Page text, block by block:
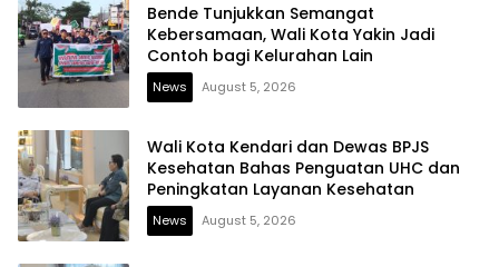
Bende Tunjukkan Semangat
Kebersamaan, Wali Kota Yakin Jadi
Contoh bagi Kelurahan Lain
News August 5, 2026
Wali Kota Kendari dan Dewas BPJS
Kesehatan Bahas Penguatan UHC dan
Peningkatan Layanan Kesehatan
News August 5, 2026